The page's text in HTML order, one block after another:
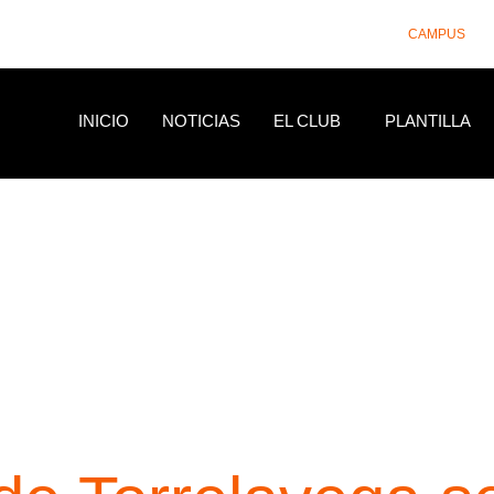
CAMPUS
INICIO NOTICIAS EL CLUB PLANTILLA